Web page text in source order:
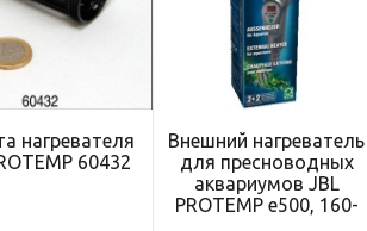
нагревателя
60432
Внешний нагреватель
для пресноводных
аквариумов JBL
PROTEMP e500, 160-